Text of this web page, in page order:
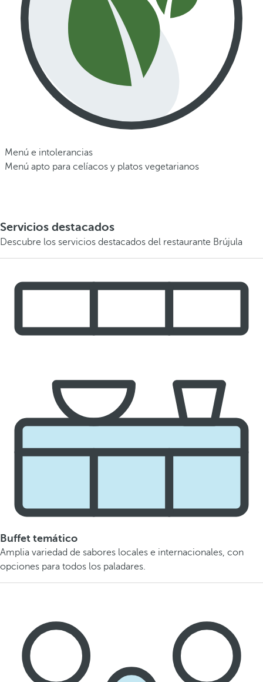
Menú e intolerancias
Menú apto para celíacos y platos vegetarianos
Servicios destacados
Descubre los servicios destacados del restaurante Brújula
Buffet temático
Amplia variedad de sabores locales e internacionales, con
opciones para todos los paladares.